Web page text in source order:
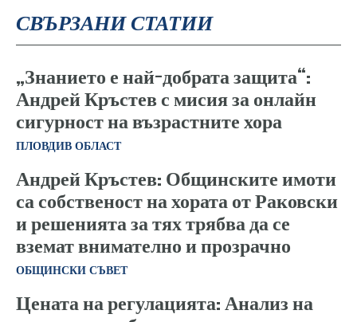
СВЪРЗАНИ СТАТИИ
„Знанието е най-добрата защита“:
Андрей Кръстев с мисия за онлайн
сигурност на възрастните хора
ПЛОВДИВ ОБЛАСТ
Андрей Кръстев: Общинските имоти
са собственост на хората от Раковски
и решенията за тях трябва да се
вземат внимателно и прозрачно
ОБЩИНСКИ СЪВЕТ
Цената на регулацията: Анализ на